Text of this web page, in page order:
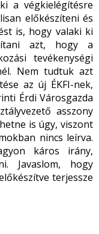
a végkielégítésre
előkészíteni és
is, hogy valaki ki
azt, hogy a
tevékenységi
Nem tudtuk azt
az új ÉKFI-nek,
Érdi Városgazda
asszony
is úgy, viszont
nincs leírva.
káros irány,
Javaslom, hogy
terjessze